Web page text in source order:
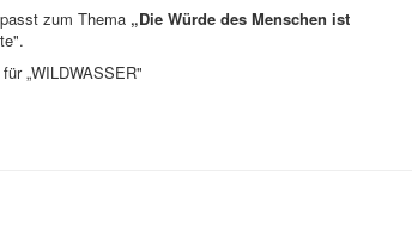
zum Thema „Die Würde des Menschen ist
„WILDWASSER"